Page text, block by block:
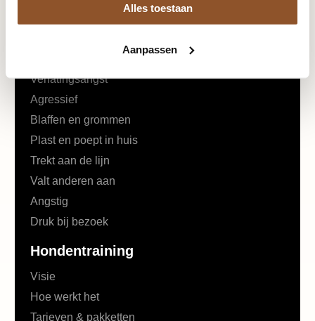
Alles toestaan
Aanpassen
Verlatingsangst
Agressief
Blaffen en grommen
Plast en poept in huis
Trekt aan de lijn
Valt anderen aan
Angstig
Druk bij bezoek
Hondentraining
Visie
Hoe werkt het
Tarieven & pakketten